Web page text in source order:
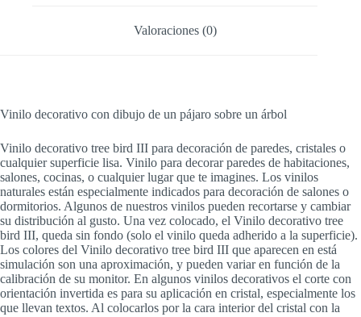
Valoraciones (0)
Vinilo decorativo con dibujo de un pájaro sobre un árbol
Vinilo decorativo tree bird III para decoración de paredes, cristales o
cualquier superficie lisa. Vinilo para decorar paredes de habitaciones,
salones, cocinas, o cualquier lugar que te imagines. Los vinilos
naturales están especialmente indicados para decoración de salones o
dormitorios. Algunos de nuestros vinilos pueden recortarse y cambiar
su distribución al gusto. Una vez colocado, el Vinilo decorativo tree
bird III, queda sin fondo (solo el vinilo queda adherido a la superficie).
Los colores del Vinilo decorativo tree bird III que aparecen en está
simulación son una aproximación, y pueden variar en función de la
calibración de su monitor. En algunos vinilos decorativos el corte con
orientación invertida es para su aplicación en cristal, especialmente los
que llevan textos. Al colocarlos por la cara interior del cristal con la